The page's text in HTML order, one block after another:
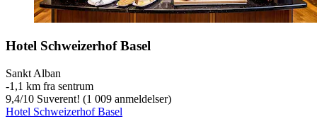
Hotel Schweizerhof Basel
Sankt Alban
‐1,1 km fra sentrum
9,4/10 Suverent! (1 009 anmeldelser)
Hotel Schweizerhof Basel